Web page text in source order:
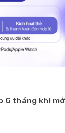
6 tháng khi mở